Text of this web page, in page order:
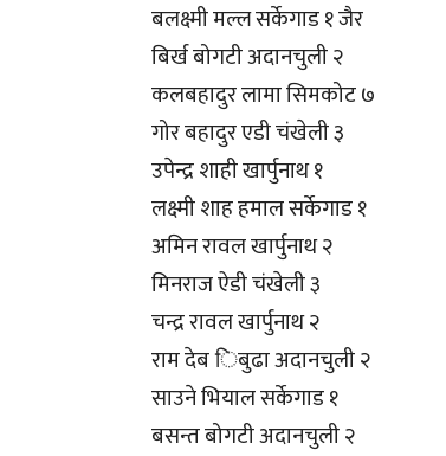
बलक्ष्मी मल्ल सर्केगाड १ जैर
बिर्ख बोगटी अदानचुली २
कलबहादुर लामा सिमकोट ७
गोर बहादुर एडी चंखेली ३
उपेन्द्र शाही खार्पुनाथ १
लक्ष्मी शाह हमाल सर्केगाड १
अमिन रावल खार्पुनाथ २
मिनराज ऐडी चंखेली ३
चन्द्र रावल खार्पुनाथ २
राम देब िबुढा अदानचुली २
साउने भियाल सर्केगाड १
बसन्त बोगटी अदानचुली २